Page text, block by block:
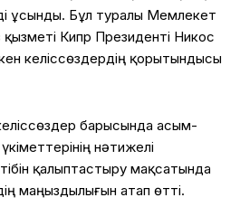
ұсынды. Бұл туралы Мемлекет
Кипр Президенті Никос
келіссөздердің қорытындысы
барысында Қасым-
нәтижелі
қалыптастыру мақсатында
маңыздылығын атап өтті.